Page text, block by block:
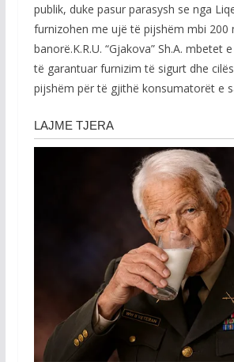
publik, duke pasur parasysh se nga
furnizohen me ujë të pijshëm mbi 200
banorë.K.R.U. “Gjakova” Sh.A. mbetet
të garantuar furnizim të sigurt dhe
pijshëm për të gjithë konsumatorët e